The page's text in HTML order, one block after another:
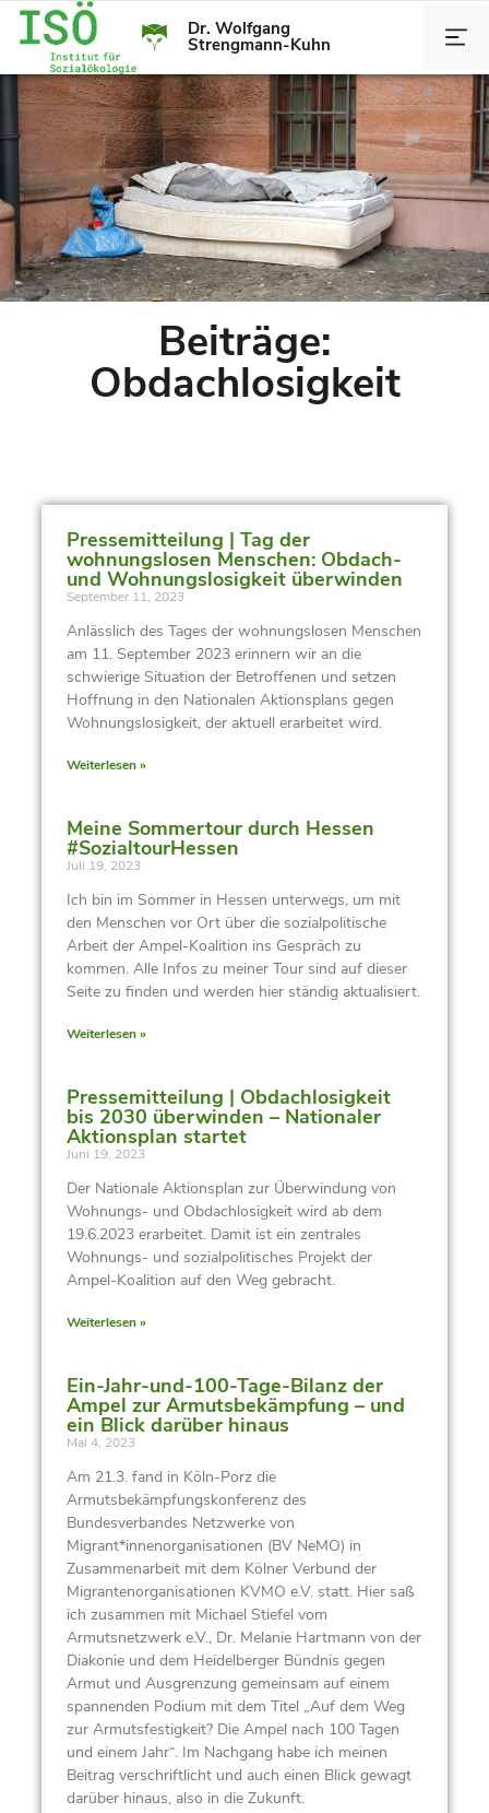
Dr. Wolfgang
Strengmann-Kuhn
Beiträge:
Obdachlosigkeit
Pressemitteilung | Tag der
wohnungslosen Menschen: Obdach-
und Wohnungslosigkeit überwinden
September 11, 2023
Anlässlich des Tages der wohnungslosen Menschen
am 11. September 2023 erinnern wir an die
schwierige Situation der Betroffenen und setzen
Hoffnung in den Nationalen Aktionsplans gegen
Wohnungslosigkeit, der aktuell erarbeitet wird.
Weiterlesen »
Meine Sommertour durch Hessen
#SozialtourHessen
Juli 19, 2023
Ich bin im Sommer in Hessen unterwegs, um mit
den Menschen vor Ort über die sozialpolitische
Arbeit der Ampel-Koalition ins Gespräch zu
kommen. Alle Infos zu meiner Tour sind auf dieser
Seite zu finden und werden hier ständig aktualisiert.
Weiterlesen »
Pressemitteilung | Obdachlosigkeit
bis 2030 überwinden – Nationaler
Aktionsplan startet
Juni 19, 2023
Der Nationale Aktionsplan zur Überwindung von
Wohnungs- und Obdachlosigkeit wird ab dem
19.6.2023 erarbeitet. Damit ist ein zentrales
Wohnungs- und sozialpolitisches Projekt der
Ampel-Koalition auf den Weg gebracht.
Weiterlesen »
Ein-Jahr-und-100-Tage-Bilanz der
Ampel zur Armutsbekämpfung – und
ein Blick darüber hinaus
Mai 4, 2023
Am 21.3. fand in Köln-Porz die
Armutsbekämpfungskonferenz des
Bundesverbandes Netzwerke von
Migrant*innenorganisationen (BV NeMO) in
Zusammenarbeit mit dem Kölner Verbund der
Migrantenorganisationen KVMO e.V. statt. Hier saß
ich zusammen mit Michael Stiefel vom
Armutsnetzwerk e.V., Dr. Melanie Hartmann von der
Diakonie und dem Heidelberger Bündnis gegen
Armut und Ausgrenzung gemeinsam auf einem
spannenden Podium mit dem Titel „Auf dem Weg
zur Armutsfestigkeit? Die Ampel nach 100 Tagen
und einem Jahr“. Im Nachgang habe ich meinen
Beitrag verschriftlicht und auch einen Blick gewagt
darüber hinaus, also in die Zukunft.